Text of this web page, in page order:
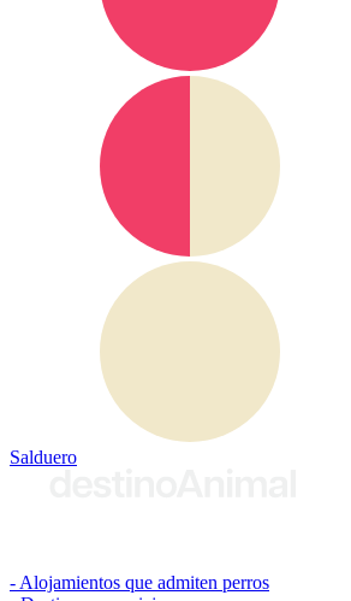
Salduero
Alojamientos que admiten perros